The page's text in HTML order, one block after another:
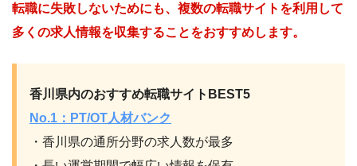
転職に失敗しないためにも、複数の転職サイトを利用して
多くの求人情報を収集することをおすすめします。
香川県内のおすすめ転職サイトBEST5
No.1：PT/OT人材バンク
・香川県の通所分野の求人数が最多